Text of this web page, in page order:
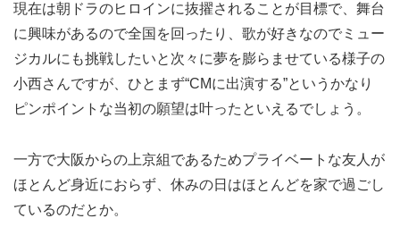
現在は朝ドラのヒロインに抜擢されることが目標で、舞台
に興味があるので全国を回ったり、歌が好きなのでミュー
ジカルにも挑戦したいと次々に夢を膨らませている様子の
小西さんですが、ひとまず“CMに出演する”というかなり
ピンポイントな当初の願望は叶ったといえるでしょう。
一方で大阪からの上京組であるためプライベートな友人が
ほとんど身近におらず、休みの日はほとんどを家で過ごし
ているのだとか。